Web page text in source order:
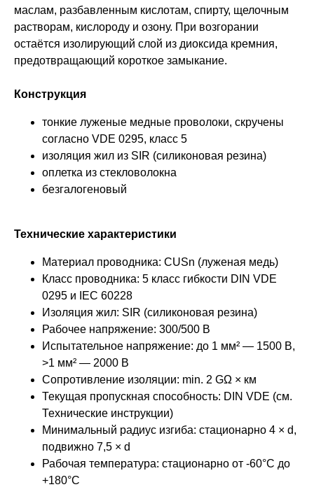
маслам, разбавленным кислотам, спирту, щелочным
растворам, кислороду и озону. При возгорании
остаётся изолирующий слой из диоксида кремния,
предотвращающий короткое замыкание.
Конструкция
тонкие луженые медные проволоки, скручены
согласно VDE 0295, класс 5
изоляция жил из SIR (силиконовая резина)
оплетка из стекловолокна
безгалогеновый
Технические характеристики
Материал проводника: CUSn (луженая медь)
Класс проводника: 5 класс гибкости DIN VDE
0295 и IEC 60228
Изоляция жил: SIR (силиконовая резина)
Рабочее напряжение: 300/500 В
Испытательное напряжение: до 1 мм² — 1500 В,
>1 мм² — 2000 В
Сопротивление изоляции: min. 2 GΩ × км
Текущая пропускная способность: DIN VDE (см.
Технические инструкции)
Минимальный радиус изгиба: стационарно 4 × d,
подвижно 7,5 × d
Рабочая температура: стационарно от -60°C до
+180°C